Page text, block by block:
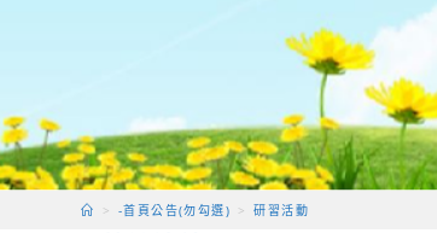
> -首頁公告(勿勾選) > 研習活動